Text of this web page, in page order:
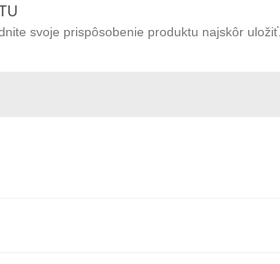
svoje prispôsobenie produktu najskôr uložiť.